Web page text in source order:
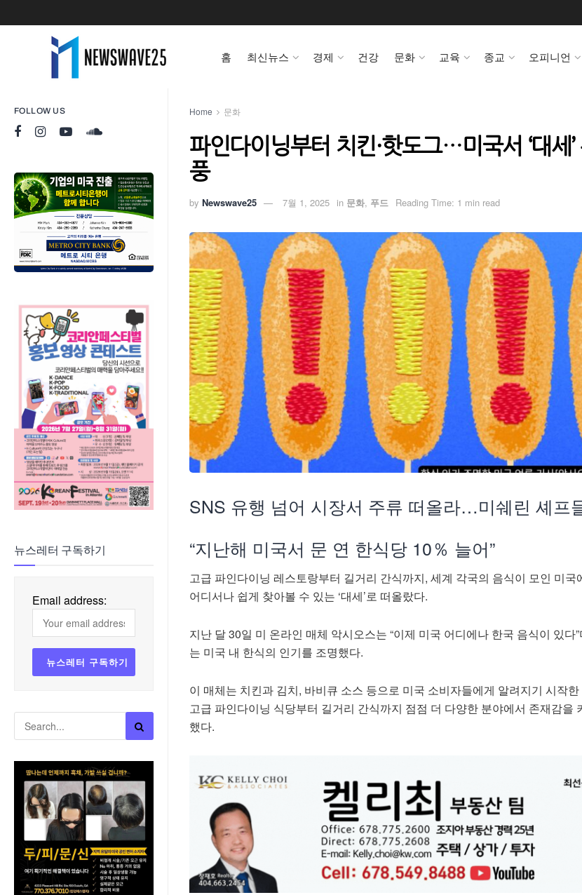
FOLLOW US
뉴스레터 구독하기
Email address:
홈 최신뉴스 경제 건강 문화 교육 종교 오피니언
Home 문화
파인다이닝부터 치킨·핫도그…미국서 ‘대세’
풍
by Newswave25 7월 1, 2025 in 문화, 푸드 Reading Time: 1 min read
SNS 유행 넘어 시장서 주류 떠올라…미쉐린 셰프
“지난해 미국서 문 연 한식당 10％ 늘어”
고급 파인다이닝 레스토랑부터 길거리 간식까지, 세계 각국의 음식이 모인 미국
어디서나 쉽게 찾아볼 수 있는 ‘대세’로 떠올랐다.
지난 달 30일 미 온라인 매체 악시오스는 “이제 미국 어디에나 한국 음식이 있다
는 미국 내 한식의 인기를 조명했다.
이 매체는 치킨과 김치, 바비큐 소스 등으로 미국 소비자들에게 알려지기 시작
고급 파인다이닝 식당부터 길거리 간식까지 점점 더 다양한 분야에서 존재감을
했다.